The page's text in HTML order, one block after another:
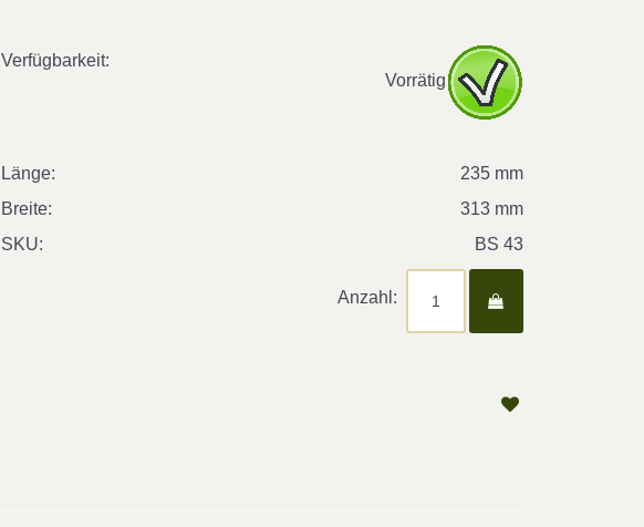
Verfügbarkeit:
Vorrätig
Länge:
235 mm
Breite:
313 mm
SKU:
BS 43
Anzahl: